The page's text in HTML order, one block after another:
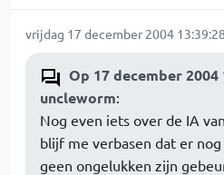
vrijdag 17 december 2004 13:39:28
Op 17 december 2004
uncleworm:
Nog even iets over de IA
blijf me verbasen dat er nog
geen ongelukken zijn